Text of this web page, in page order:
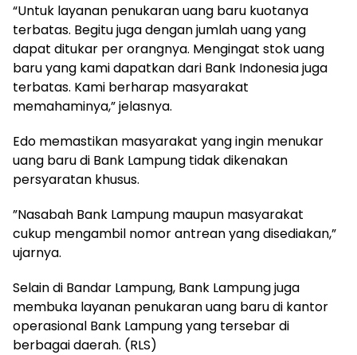
“Untuk layanan penukaran uang baru kuotanya
terbatas. Begitu juga dengan jumlah uang yang
dapat ditukar per orangnya. Mengingat stok uang
baru yang kami dapatkan dari Bank Indonesia juga
terbatas. Kami berharap masyarakat
memahaminya,” jelasnya.
Edo memastikan masyarakat yang ingin menukar
uang baru di Bank Lampung tidak dikenakan
persyaratan khusus.
”Nasabah Bank Lampung maupun masyarakat
cukup mengambil nomor antrean yang disediakan,”
ujarnya.
Selain di Bandar Lampung, Bank Lampung juga
membuka layanan penukaran uang baru di kantor
operasional Bank Lampung yang tersebar di
berbagai daerah. (RLS)